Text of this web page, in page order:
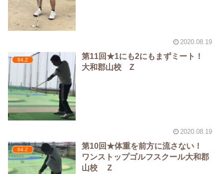
2020.08.19
94.Z
第11回★1にも2にもまずミート！
大和郡山校 Z
2020.08.19
94.Z
第10回★体重を前方に流さない！
ワンストップゴルフスクール大和郡
山校 Ｚ